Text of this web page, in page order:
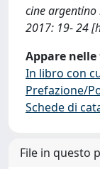
cine argentino
2017: 19- 24
Appare
In libro con
Prefazione/
Schede di
File in questo